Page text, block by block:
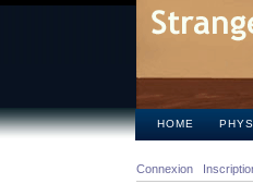
HOME
Connexion